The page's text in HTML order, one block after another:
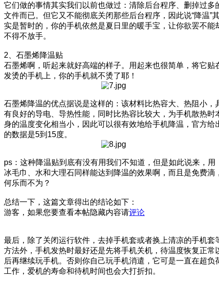
它们做的事情其实我们以前也做过：清除后台程序、删掉过多
文件而已。但它又不能彻底关闭那些后台程序，因此说“降温”
实是暂时的，你的手机依然是夏日里的暖手宝，让你欲罢不能
不得不放手。
2、石墨烯降温贴
石墨烯啊，听起来就好高端的样子。用起来也很简单，将它贴
发烫的手机上，你的手机就不烫了耶！
石墨烯降温的优点据说是这样的：该材料比热容大、热阻小，
有良好的导电、导热性能，同时比热容比较大，为手机散热时
身的温度变化相当小，因此可以很有效地给手机降温，官方给
的数据是5到15度。
ps：这种降温贴到底有没有用我们不知道，但是如此说来，用
冰毛巾、水和大理石同样能达到降温的效果啊，而且是免费滴
何乐而不为？
总结一下，这篇文章得出的结论如下：
游客，如果您要查看本帖隐藏内容请评论
最后，除了关闭运行软件，去掉手机套或者换上清凉的手机套
方法外，手机发热时最好还是先将手机关机，待温度恢复正常
后再继续玩手机。否则你自己玩手机消遣，它可是一直在超负
工作，爱机的寿命和待机时间也会大打折扣。